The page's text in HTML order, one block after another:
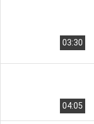
03:30
04:05